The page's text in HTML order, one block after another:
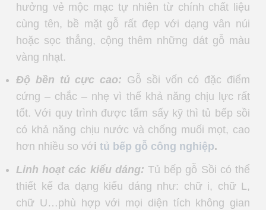
hưởng vẻ mộc mạc tự nhiên từ chính chất liệu
cùng tên, bề mặt gỗ rất đẹp với dạng vân núi
hoặc sọc thẳng, cộng thêm những dát gỗ màu
vàng nhạt.
Độ bền tủ cực cao: Gỗ sồi vốn có đặc điểm
cứng – chắc – nhẹ vì thế khả năng chịu lực rất
tốt. Với quy trình được tẩm sấy kỹ thì tủ bếp sồi
có khả năng chịu nước và chống muối mọt, cao
hơn nhiều so với tủ bếp gỗ công nghiệp.
Linh hoạt các kiểu dáng: Tủ bếp gỗ Sồi có thể
thiết kế đa dạng kiểu dáng như: chữ i, chữ L,
chữ U…phù hợp với mọi diện tích không gian